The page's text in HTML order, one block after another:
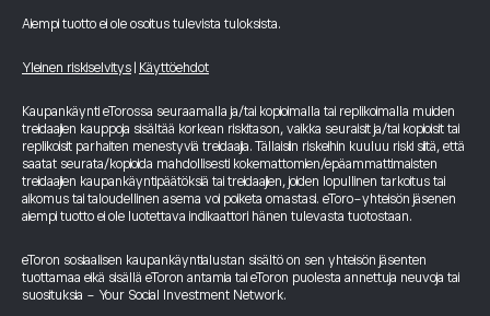
Aiempi tuotto ei ole osoitus tulevista tuloksista.
Yleinen riskiselvitys Käyttöehdot
Kaupankäynti eTorossa seuraamalla ja/tai kopioimalla tai replikoimalla muiden
treidaajien kauppoja sisältää korkean riskitason, vaikka seuraisit ja/tai kopioisit tai
replikoisit parhaiten menestyviä treidaajia. Tällaisiin riskeihin kuuluu riski siitä, että
saatat seurata/kopioida mahdollisesti kokemattomien/epäammattimaisten
treidaajien kaupankäyntipäätöksiä tai treidaajien, joiden lopullinen tarkoitus tai
aikomus tai taloudellinen asema voi poiketa omastasi. eToro-yhteisön jäsenen
aiempi tuotto ei ole luotettava indikaattori hänen tulevasta tuotostaan.
eToron sosiaalisen kaupankäyntialustan sisältö on sen yhteisön jäsenten
tuottamaa eikä sisällä eToron antamia tai eToron puolesta annettuja neuvoja tai
suosituksia - Your Social Investment Network.